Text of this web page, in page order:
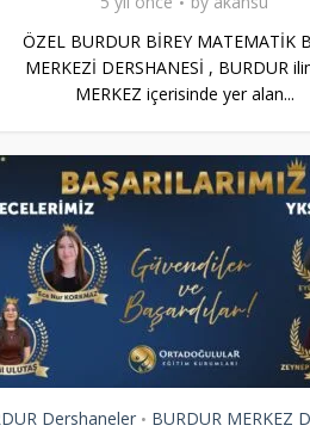
ÖZEL BURDUR BİREY MATEMATİK
MERKEZİ DERSHANESİ , BURDUR
MERKEZ içerisinde yer alan...
Dershaneler • BURDUR MERKEZ